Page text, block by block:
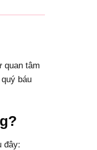
quan tâm
báu
đây: